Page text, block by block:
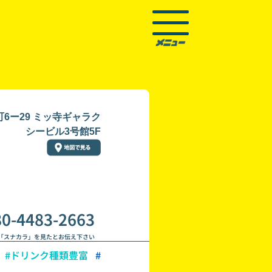
ー29 ミッ寺ギャラク
シービル3号館5F
4483-2663
スナカラ」を見たとお伝え下さい
#ドリンク種類豊富 #